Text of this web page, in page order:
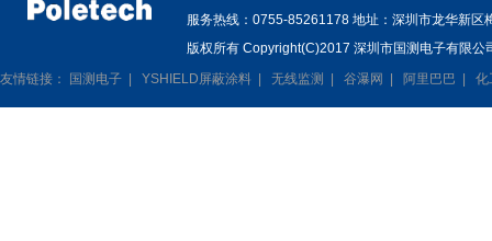
服务热线：0755-85261178 地址：深圳市龙华新区
版权所有 Copyright(C)2017 深圳市国测电子有限公
友情链接：
国测电子 YSHIELD屏蔽涂料 无线监测 谷瀑网 阿里巴巴 化